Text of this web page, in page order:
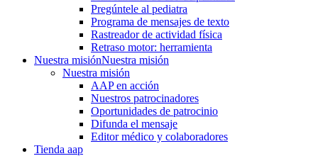
Pregúntele al pediatra
Programa de mensajes de texto
Rastre​​ador de activida​d física
Retraso motor: herramienta
Nuestra misiónNuestra misión
Nuestra misión
AAP en acción
Nuestros patrocinadores
Oportunidades de patrocinio
Difunda el mensaje
Editor médico y colaboradores
Tienda aap